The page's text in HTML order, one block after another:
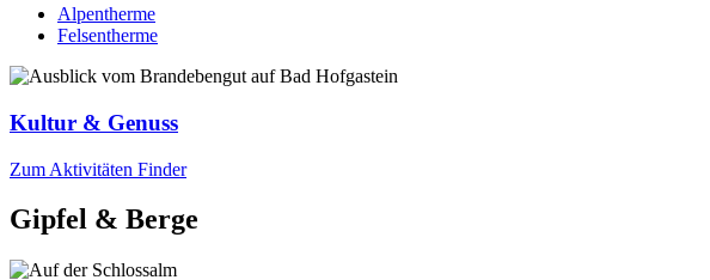
Alpentherme
Felsentherme
Kultur & Genuss
Zum Aktivitäten Finder
Gipfel & Berge